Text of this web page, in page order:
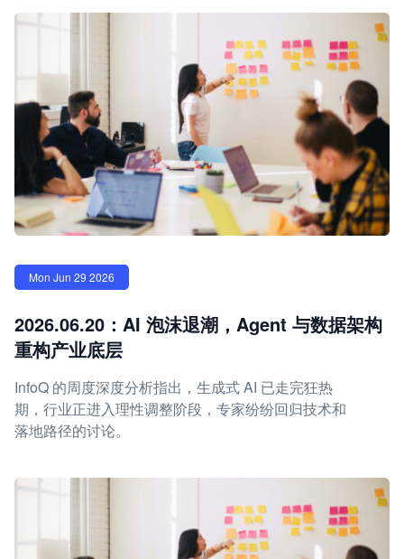
Mon Jun 29 2026
2026.06.20：AI 泡沫退潮，Agent 与数据架构
重构产业底层
InfoQ 的周度深度分析指出，生成式 AI 已走完狂热
期，行业正进入理性调整阶段，专家纷纷回归技术和
落地路径的讨论。